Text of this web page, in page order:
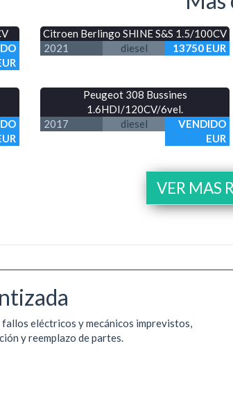
Citroen Berlingo SHINE S&S 1.5/100CV
2021
diesel 13750 EUR
Peugeot 308 Bussines
1.6HDI/120CV/6vel.
2017
diesel
VENDIDO
EUR
VER MAS
eléctricos y mecánicos imprevistos,
y reemplazo de partes.